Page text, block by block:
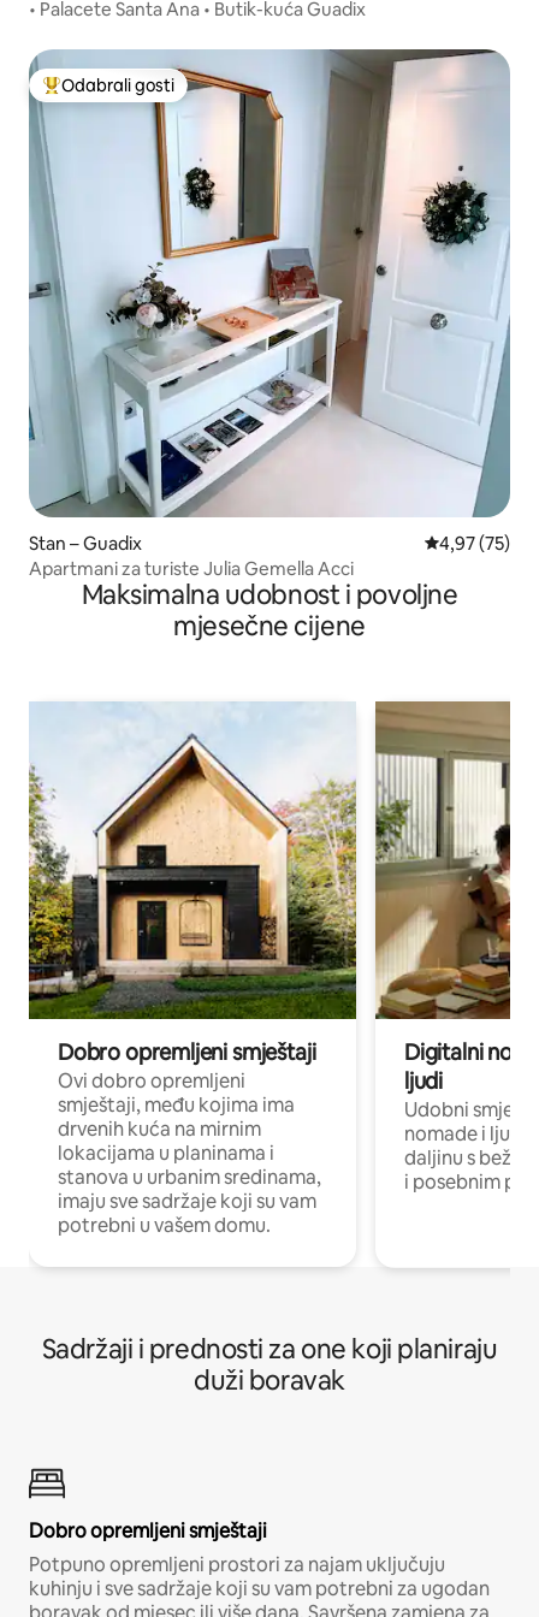
• Palacete Santa Ana • Butik-kuća Guadix
Među najviše rangiranima s oznakom „Odabrali gosti”
Odabrali gosti
Stan – Guadix Prosječna
4,97 (75)
Apartmani za turiste Julia Gemella Acci
Maksimalna udobnost i povoljne
mjesečne cijene
Dobro opremljeni smještaji
Ovi dobro opremljeni
smještaji, među kojima ima
drvenih kuća na mirnim
lokacijama u planinama i
stanova u urbanim sredinama,
imaju sve sadržaje koji su vam
potrebni u vašem domu.
Digitalni
ljudi
Udobni
nomade i ljude
daljinu s
i posebnim
Sadržaji i prednosti za one koji planiraju
duži boravak
Dobro opremljeni smještaji
Potpuno opremljeni prostori za najam uključuju
kuhinju i sve sadržaje koji su vam potrebni za ugodan